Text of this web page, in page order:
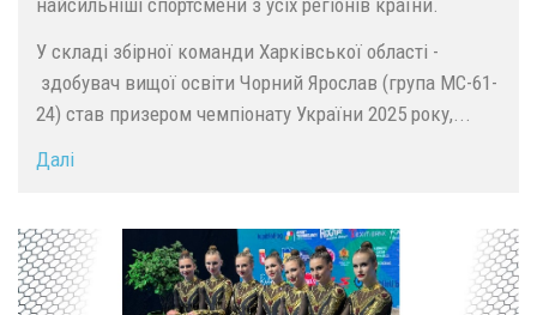
найсильніші спортсмени з усіх регіонів країни.
У складі збірної команди Харківської області -
здобувач вищої освіти Чорний Ярослав (група МС-61-
24) став призером чемпіонату України 2025 року,...
Далі